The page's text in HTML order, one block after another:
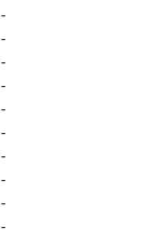
-
-
-
-
-
-
-
-
-
-